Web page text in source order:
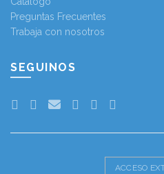
Preguntas Frecuentes
Trabaja con nosotros
SEGUINOS
ACCESO